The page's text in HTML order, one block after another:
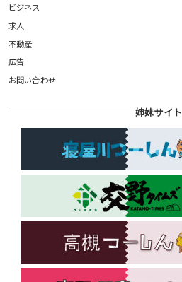
ビジネス
求人
不動産
広告
お問い合わせ
姉妹サイト